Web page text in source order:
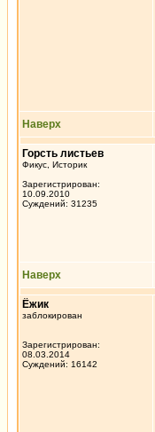
Наверх
Горсть листьев
Фикус, Историк
Зарегистрирован:
10.09.2010
Суждений: 31235
Наверх
Ёжик
заблокирован
Зарегистрирован:
08.03.2014
Суждений: 16142